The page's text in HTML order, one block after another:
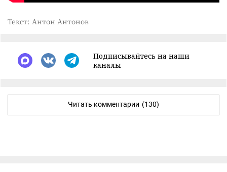
Текст: Антон Антонов
Подписывайтесь на наши
каналы
Читать комментарии (130)